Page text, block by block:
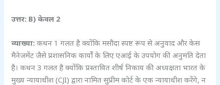
उत्तर: B)केवल 2
व्याख्या: कथन 1 गलत है क्योंकि मसौदा स्पष्ट रूप से अनुवाद और केस
मैनेजमेंट जैसे प्रशासनिक कार्यों के लिए एआई के उपयोग की अनुमति देता
है। कथन 3 गलत है क्योंकि प्रस्तावित शीर्ष निकाय की अध्यक्षता भारत के
मुख्य न्यायाधीश (CJI) द्वारा नामित सुप्रीम कोर्ट के एक न्यायाधीश करेंगे, न